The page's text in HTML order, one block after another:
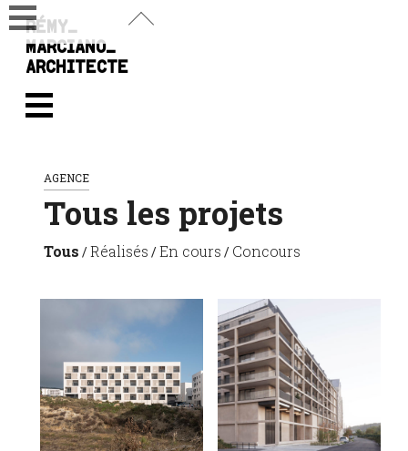
RÉMY_
MARCIANO_
ARCHITECTE
AGENCE
Tous les projets
Tous /Réalisés /En cours / Concours